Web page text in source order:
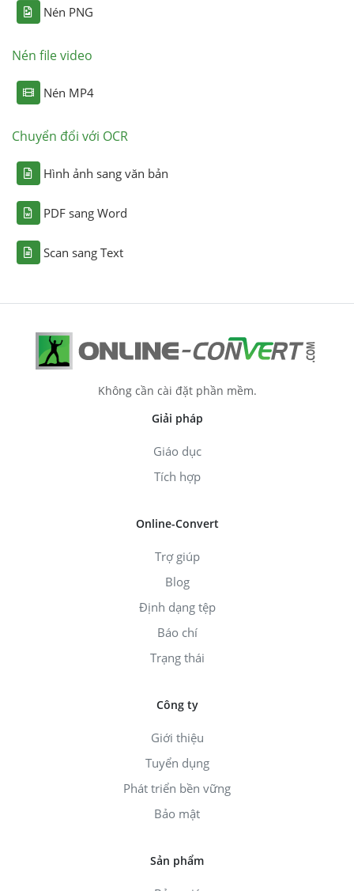
Nén PNG
Nén file video
Nén MP4
Chuyển đổi với OCR
Hình ảnh sang văn bản
PDF sang Word
Scan sang Text
Không cần cài đặt phần mềm.
Giải pháp
Giáo dục
Tích hợp
Online-Convert
Trợ giúp
Blog
Định dạng tệp
Báo chí
Trạng thái
Công ty
Giới thiệu
Tuyển dụng
Phát triển bền vững
Bảo mật
Sản phẩm